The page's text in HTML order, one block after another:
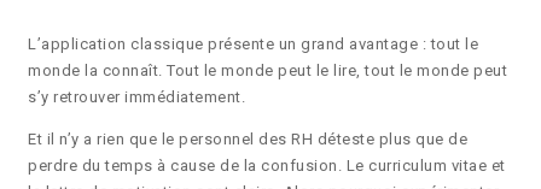
L’application classique présente un grand avantage : tout le
monde la connaît. Tout le monde peut le lire, tout le monde peut
s’y retrouver immédiatement.
Et il n’y a rien que le personnel des RH déteste plus que de
perdre du temps à cause de la confusion. Le curriculum vitae et